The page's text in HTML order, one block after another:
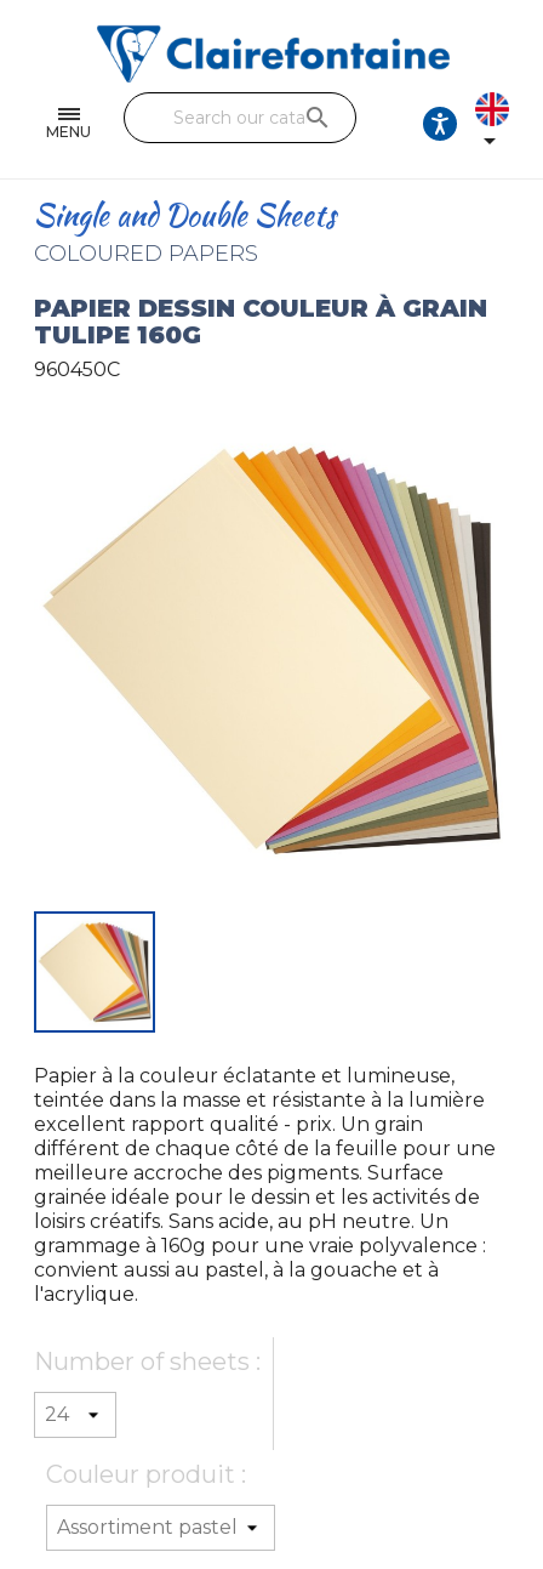
MENU
Single and double sheets
Fine arts
Handicraft
Pencil cases & Leather goods
search

Single and Double Sheets
COLOURED PAPERS
PAPIER DESSIN COULEUR À GRAIN
TULIPE 160G
960450C
Papier à la couleur éclatante et lumineuse,
teintée dans la masse et résistante à la lumière
excellent rapport qualité - prix. Un grain
différent de chaque côté de la feuille pour une
meilleure accroche des pigments. Surface
grainée idéale pour le dessin et les activités de
loisirs créatifs. Sans acide, au pH neutre. Un
grammage à 160g pour une vraie polyvalence :
convient aussi au pastel, à la gouache et à
l'acrylique.
Number of sheets :
Couleur produit :